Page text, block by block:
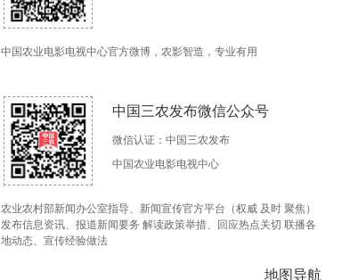
中国农业电影电视中心官方微博，农影智造，专业有用
中国三农发布微信公众号
微信认证：中国三农发布
中国农业电影电视中心
农业农村部新闻办公室指导、新闻宣传官方平台（权威 及时 聚焦）
发布信息资讯、报道新闻要务 解读政策举措、回应热点关切 联播各
地动态、宣传经验做法
地图导航